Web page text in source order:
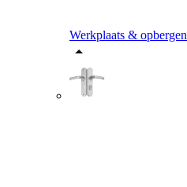
Werkplaats & opbergen